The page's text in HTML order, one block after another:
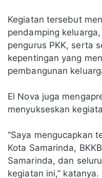
Kegiatan tersebut
pendamping
pengurus PKK, serta
kepentingan yang
pembangunan
El Nova juga
menyukseskan
“Saya mengucapkan
Kota Samarinda,
Samarinda, dan
kegiatan ini,” katanya.